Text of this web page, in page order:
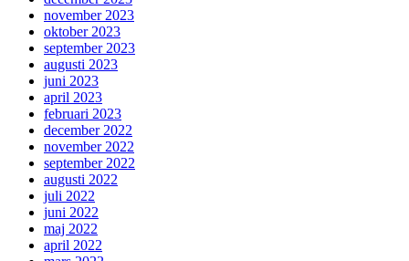
november 2023
oktober 2023
september 2023
augusti 2023
juni 2023
april 2023
februari 2023
december 2022
november 2022
september 2022
augusti 2022
juli 2022
juni 2022
maj 2022
april 2022